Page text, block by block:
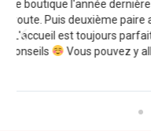
2 paires essayées et
immédiatement nos